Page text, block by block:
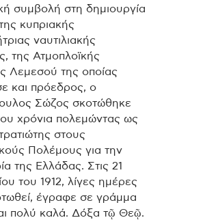
συμβολή στη δημιουργία
κυπριακής
ναυτιλιακής
της Ατμοπλοϊκής
Λεμεσού της οποίας
και πρόεδρος, ο
Σώζος σκοτώθηκε
χρόνια πολεμώντας ως
στους
Πολέμους για την
της Ελλάδας. Στις 21
του 1912, λίγες ημέρες
έγραφε σε γράμμα
πολύ καλά. Δόξα τῷ Θεῷ.